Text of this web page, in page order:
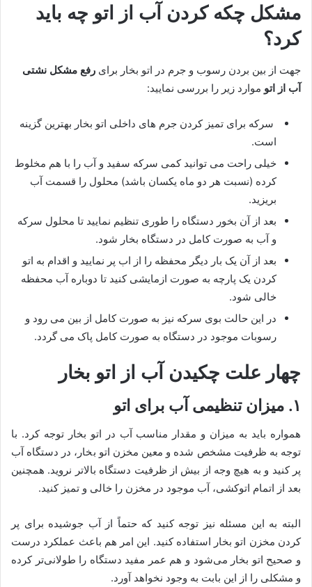
مشکل چکه کردن آب از اتو چه باید
کرد؟
جهت از بین بردن رسوب و جرم در اتو بخار برای رفع مشکل نشتی
آب از اتو موارد زیر را بررسی نمایید:
سرکه برای تمیز کردن جرم های داخلی اتو بخار بهترین گزینه
است.
خیلی راحت می توانید کمی سرکه سفید و آب را با هم مخلوط
کرده (نسبت هر دو ماه یکسان باشد) محلول را قسمت آب
بریزید.
بعد از آن بخور دستگاه را طوری تنظیم نمایید تا محلول سرکه
و آب به صورت کامل در دستگاه بخار شود.
بعد از آن یک بار دیگر محفظه را از اب پر نمایید و اقدام به اتو
کردن یک پارچه به صورت ازمایشی کنید تا دوباره آب محفظه
خالی شود.
در این حالت بوی سرکه نیز به صورت کامل از بین می رود و
رسوبات موجود در دستگاه به صورت کامل پاک می گردد.
چهار علت چکیدن آب از اتو بخار
۱. میزان تنظیمی آب برای اتو
همواره باید به میزان و مقدار مناسب آب در اتو بخار توجه کرد. با
توجه به ظرفیت مشخص شده و معین مخزن اتو بخار، در دستگاه آب
پر کنید و به هیچ وجه از بیش از ظرفیت دستگاه بالاتر نروید. همچنین
بعد از اتمام اتوکشی، آب موجود در مخزن را خالی و تمیز کنید.
البته به این مسئله نیز توجه کنید که حتماً از آب جوشیده برای پر
کردن مخزن اتو بخار استفاده کنید. این امر هم باعث عملکرد درست
و صحیح اتو بخار می‌شود و هم عمر مفید دستگاه را طولانی‌تر کرده
و مشکلی را از این بابت به وجود نخواهد آورد.